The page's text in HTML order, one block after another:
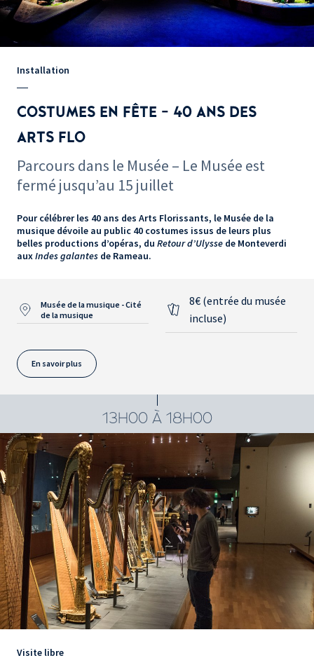
Installation
COSTUMES EN FÊTE - 40 ANS DES
ARTS FLO
Parcours dans le Musée – Le Musée est
fermé jusqu’au 15 juillet
Pour célébrer les 40 ans des Arts Florissants, le Musée de la
musique dévoile au public 40 costumes issus de leurs plus
belles productions d’opéras, du Retour d’Ulysse de Monteverdi
auxIndes galantes de Rameau.
Musée de la musique - Cité
de la musique
8€ (entrée du musée
incluse)
En savoir plus
13H00 À 18H00
Visite libre